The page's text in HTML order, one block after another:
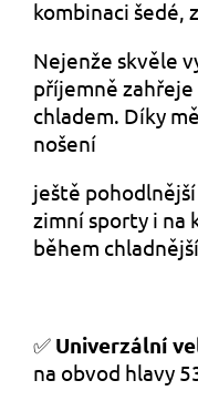
kombinaci šedé,
Nejenže skvěle
příjemně
chladem. Díky
nošení
ještě
zimní sporty i na
během
✅ Univerzální
na obvod hlavy